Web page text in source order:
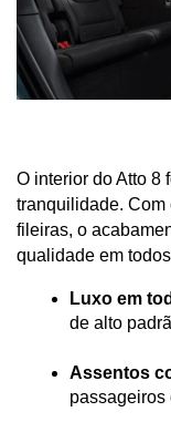
O interior do Atto 8
tranquilidade. Com
fileiras, o
qualidade em
Luxo em
de alto
Assentos
passageiros